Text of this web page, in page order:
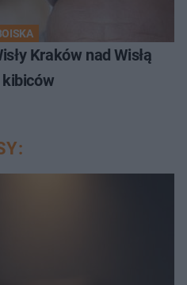
Kraków nad Wisłą
kibiców